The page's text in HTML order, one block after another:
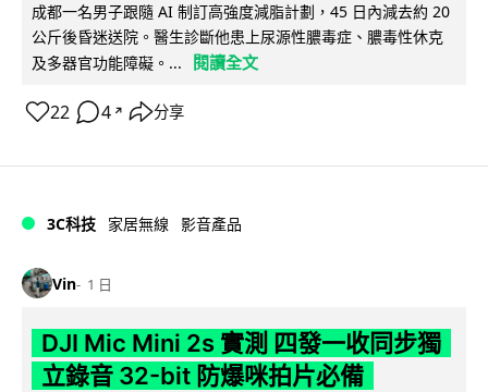
成都一名男子跟隨 AI 制訂高強度減脂計劃，45 日內減去約 20
公斤後昏迷送院。醫生診斷他患上尿源性膿毒症、膿毒性休克
及多器官功能障礙。...
閱讀全文
22 4 ↗ 分享
3C科技 家居無線 影音產品
Vin 1 日
DJI Mic Mini 2s 實測 四發一收同步獨
立錄音 32-bit 防爆咪拍片必備